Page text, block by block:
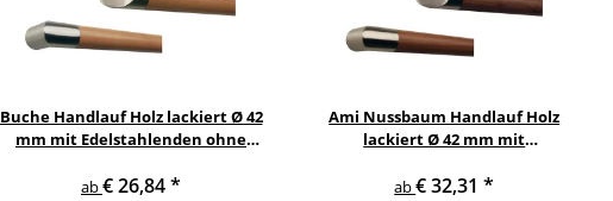
Buche Handlauf Holz lackiert Ø 42
mm mit Edelstahlenden ohne
ab€ 26,84*
Ami Nussbaum Handlauf Holz
lackiert Ø 42 mm mit
ab€ 32,31*